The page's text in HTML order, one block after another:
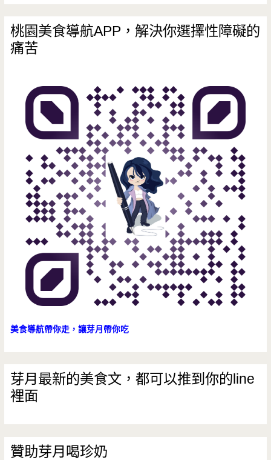
桃園美食導航APP，解決你選擇性障礙的
痛苦
美食導航帶你走，讓芽月帶你吃
芽月最新的美食文，都可以推到你的line
裡面
贊助芽月喝珍奶